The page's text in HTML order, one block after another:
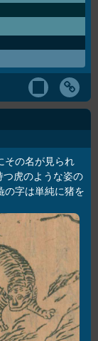
その名が見られ
つ虎のような姿の
の字は単純に猪を